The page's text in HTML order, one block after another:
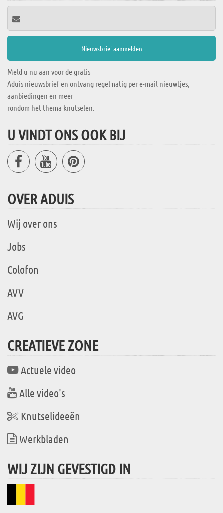
Meld u nu aan voor de gratis
Aduis nieuwsbrief en ontvang regelmatig per e-mail nieuwtjes,
aanbiedingen en meer
rondom het thema knutselen.
U VINDT ONS OOK BIJ
OVER ADUIS
Wij over ons
Jobs
Colofon
AVV
AVG
CREATIEVE ZONE
Actuele video
Alle video's
Knutselideeën
Werkbladen
WIJ ZIJN GEVESTIGD IN